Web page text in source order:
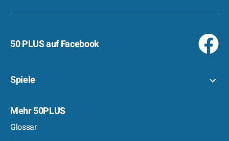
50 PLUS auf Facebook
Spiele
Mehr 50PLUS
Glossar